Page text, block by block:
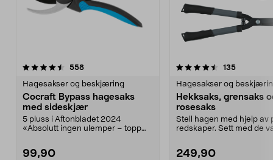
558anmeldelser
Hagesakser og beskjæring
Cocraft Bypass hagesaks
med sideskjær
5 pluss i Aftonbladet 2024
«Absolutt ingen ulemper – topp
99,90
4.5 av 5 stjerner 135
Hagesakser og
Hekksaks, grensaks
rosesaks
Stell hagen med hjelp av
redskaper. Sett med de
249,90
5.0 av 5 stjerner